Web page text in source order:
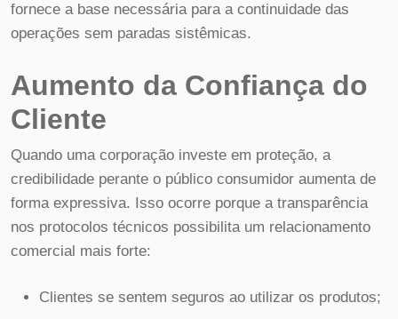
fornece a base necessária para a continuidade das
operações sem paradas sistêmicas.
Aumento da Confiança do
Cliente
Quando uma corporação investe em proteção, a
credibilidade perante o público consumidor aumenta de
forma expressiva. Isso ocorre porque a transparência
nos protocolos técnicos possibilita um relacionamento
comercial mais forte:
Clientes se sentem seguros ao utilizar os produtos;